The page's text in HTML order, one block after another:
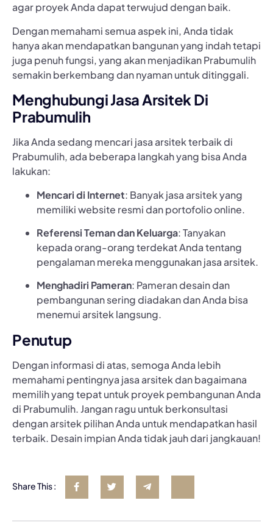
agar proyek Anda dapat terwujud dengan baik.
Dengan memahami semua aspek ini, Anda tidak
hanya akan mendapatkan bangunan yang indah tetapi
juga penuh fungsi, yang akan menjadikan Prabumulih
semakin berkembang dan nyaman untuk ditinggali.
Menghubungi Jasa Arsitek Di
Prabumulih
Jika Anda sedang mencari jasa arsitek terbaik di
Prabumulih, ada beberapa langkah yang bisa Anda
lakukan:
Mencari di Internet: Banyak jasa arsitek yang
memiliki website resmi dan portofolio online.
Referensi Teman dan Keluarga: Tanyakan
kepada orang-orang terdekat Anda tentang
pengalaman mereka menggunakan jasa arsitek.
Menghadiri Pameran: Pameran desain dan
pembangunan sering diadakan dan Anda bisa
menemui arsitek langsung.
Penutup
Dengan informasi di atas, semoga Anda lebih
memahami pentingnya jasa arsitek dan bagaimana
memilih yang tepat untuk proyek pembangunan Anda
di Prabumulih. Jangan ragu untuk berkonsultasi
dengan arsitek pilihan Anda untuk mendapatkan hasil
terbaik. Desain impian Anda tidak jauh dari jangkauan!
Share This :